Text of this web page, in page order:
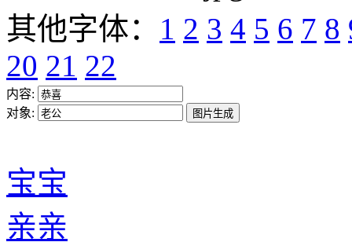
其他字体： 1 2 3 4 5 6 7 8
20 21 22
内容:
对象:
宝宝
亲亲